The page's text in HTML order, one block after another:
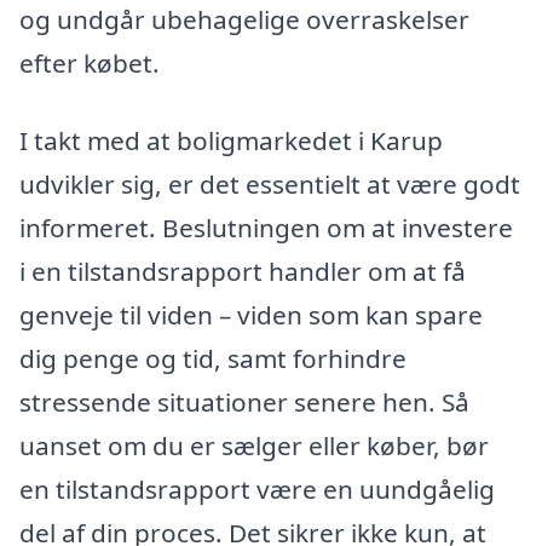
og undgår ubehagelige overraskelser
efter købet.
I takt med at boligmarkedet i Karup
udvikler sig, er det essentielt at være godt
informeret. Beslutningen om at investere
i en tilstandsrapport handler om at få
genveje til viden – viden som kan spare
dig penge og tid, samt forhindre
stressende situationer senere hen. Så
uanset om du er sælger eller køber, bør
en tilstandsrapport være en uundgåelig
del af din proces. Det sikrer ikke kun, at